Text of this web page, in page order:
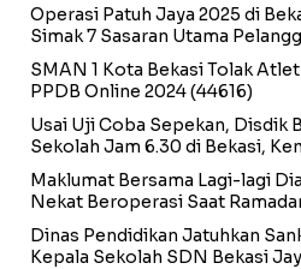
Operasi Patuh Jaya 2025 di
Simak 7 Sasaran Utama
SMAN 1 Kota Bekasi Tolak
PPDB Online 2024(44616)
Usai Uji Coba Sepekan, Disdik
Sekolah Jam 6.30 di Bekasi,
Maklumat Bersama Lagi-lagi
Nekat Beroperasi Saat
Dinas Pendidikan Jatuhkan
Kepala Sekolah SDN Bekasi